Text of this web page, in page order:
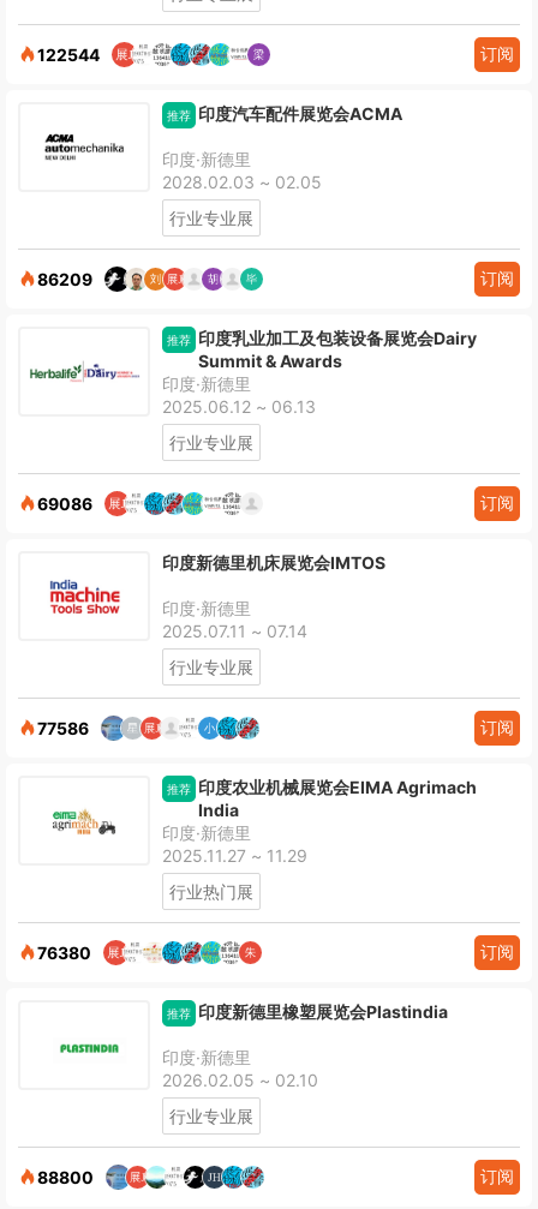
122544 订阅
推荐 印度汽车配件展览会ACMA
印度·新德里
2028.02.03 ~ 02.05
行业专业展
86209 订阅
推荐 印度乳业加工及包装设备展览会Dairy
Summit & Awards
印度·新德里
2025.06.12 ~ 06.13
行业专业展
69086 订阅
印度新德里机床展览会IMTOS
印度·新德里
2025.07.11 ~ 07.14
行业专业展
77586 订阅
推荐 印度农业机械展览会EIMA Agrimach
India
印度·新德里
2025.11.27 ~ 11.29
行业热门展
76380 订阅
推荐 印度新德里橡塑展览会Plastindia
印度·新德里
2026.02.05 ~ 02.10
行业专业展
88800 订阅